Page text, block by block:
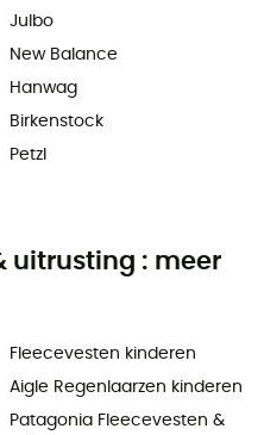
Julbo
New Balance
Hanwag
Birkenstock
Petzl
uitrusting : meer
Fleecevesten kinderen
Aigle Regenlaarzen kinderen
Patagonia Fleecevesten &